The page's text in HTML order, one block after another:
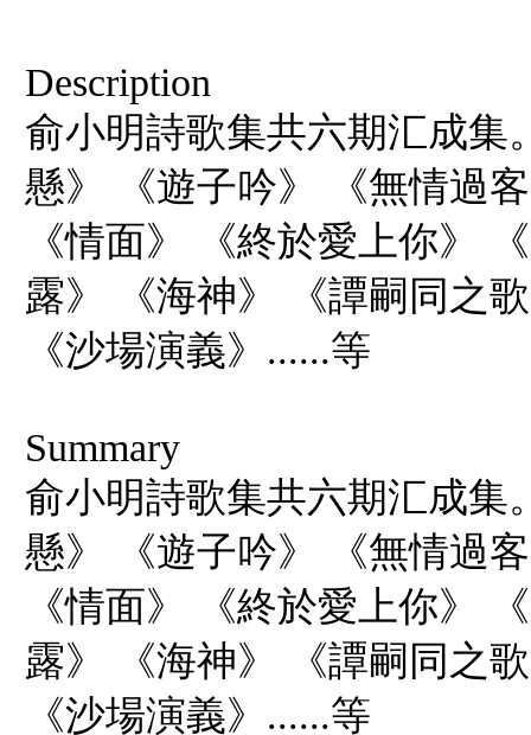
Description
俞小明詩歌集共六期汇成集
懸》 《遊子吟》 《無情過
《情面》 《終於愛上你》
露》 《海神》 《譚嗣同之
《沙場演義》......等
Summary
俞小明詩歌集共六期汇成集
懸》 《遊子吟》 《無情過
《情面》 《終於愛上你》
露》 《海神》 《譚嗣同之
《沙場演義》......等